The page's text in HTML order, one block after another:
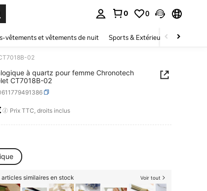
0 0
vêtements et vêtements de nuit Sports & Extérieur Enfants
02
à quartz pour femme Chronotech
avec bracelet CT7018B-02
AND AVAILABILITY
Prix TTC, droits inclus
similaires en stock Voir tout